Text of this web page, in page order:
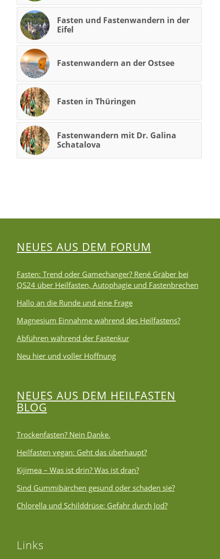
Fasten und Fastenwandern in der
Eifel
Fastenwandern an der Ostsee
Fasten in Thüringen
Fastenwandern mit Dr. Galina
Schatalova
NEUES AUS DEM FORUM
Fasten: Trend oder Gamechanger? René Gräber bei
QS24 über Heilfasten, Autophagie und Fastenbrechen
Hallo an die Runde und eine Frage
Magnesium Einnahme während des Heilfastens?
Abführen während der Fastenkur
Neu hier und voller Hoffnung
NEUES AUS DEM HEILFASTEN
BLOG
Trockenfasten? Nein Danke.
Heilfasten vegan: Geht das überhaupt?
Kijimea – Was ist drin? Was ist dran?
Sind Gummibärchen gesund oder schaden sie?
Chlorella und Schilddrüse: Gefahr durch Jod?
Links